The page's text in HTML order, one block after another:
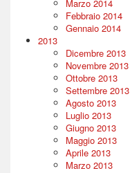
Marzo 2014
Febbraio 2014
Gennaio 2014
2013
Dicembre 2013
Novembre 2013
Ottobre 2013
Settembre 2013
Agosto 2013
Luglio 2013
Giugno 2013
Maggio 2013
Aprile 2013
Marzo 2013